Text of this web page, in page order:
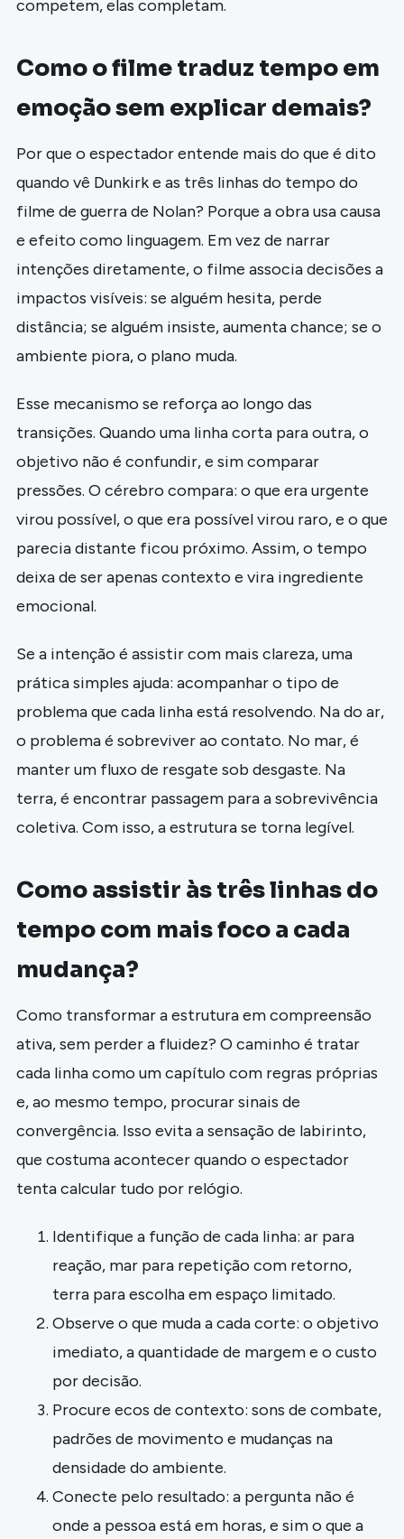
competem, elas completam.
Como o filme traduz tempo em
emoção sem explicar demais?
Por que o espectador entende mais do que é dito
quando vê Dunkirk e as três linhas do tempo do
filme de guerra de Nolan? Porque a obra usa causa
e efeito como linguagem. Em vez de narrar
intenções diretamente, o filme associa decisões a
impactos visíveis: se alguém hesita, perde
distância; se alguém insiste, aumenta chance; se o
ambiente piora, o plano muda.
Esse mecanismo se reforça ao longo das
transições. Quando uma linha corta para outra, o
objetivo não é confundir, e sim comparar
pressões. O cérebro compara: o que era urgente
virou possível, o que era possível virou raro, e o que
parecia distante ficou próximo. Assim, o tempo
deixa de ser apenas contexto e vira ingrediente
emocional.
Se a intenção é assistir com mais clareza, uma
prática simples ajuda: acompanhar o tipo de
problema que cada linha está resolvendo. Na do ar,
o problema é sobreviver ao contato. No mar, é
manter um fluxo de resgate sob desgaste. Na
terra, é encontrar passagem para a sobrevivência
coletiva. Com isso, a estrutura se torna legível.
Como assistir às três linhas do
tempo com mais foco a cada
mudança?
Como transformar a estrutura em compreensão
ativa, sem perder a fluidez? O caminho é tratar
cada linha como um capítulo com regras próprias
e, ao mesmo tempo, procurar sinais de
convergência. Isso evita a sensação de labirinto,
que costuma acontecer quando o espectador
tenta calcular tudo por relógio.
Identifique a função de cada linha: ar para
reação, mar para repetição com retorno,
terra para escolha em espaço limitado.
Observe o que muda a cada corte: o objetivo
imediato, a quantidade de margem e o custo
por decisão.
Procure ecos de contexto: sons de combate,
padrões de movimento e mudanças na
densidade do ambiente.
Conecte pelo resultado: a pergunta não é
onde a pessoa está em horas, e sim o que a